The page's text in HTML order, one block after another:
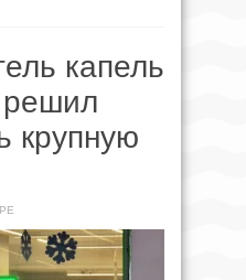
капель
крупную